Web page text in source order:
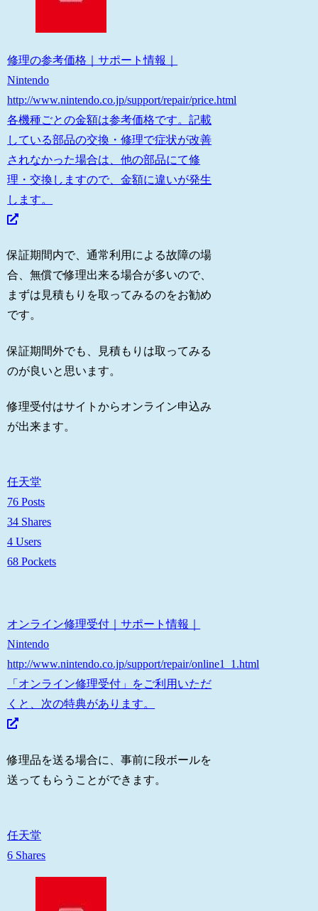
修理の参考価格｜サポート情報｜
Nintendo
http://www.nintendo.co.jp/support/repair/price.html
各機種ごとの金額は参考価格です。記載
している部品の交換・修理で症状が改善
されなかった場合は、他の部品にて修
理・交換しますので、金額に違いが発生
します。
保証期間内で、通常利用による故障の場
合、無償で修理出来る場合が多いので、
まずは見積もりを取ってみるのをお勧め
です。
保証期間外でも、見積もりは取ってみる
のが良いと思います。
修理受付はサイトからオンライン申込み
が出来ます。
任天堂
76 Posts
34 Shares
4 Users
68 Pockets
オンライン修理受付｜サポート情報｜
Nintendo
http://www.nintendo.co.jp/support/repair/online1_1.html
「オンライン修理受付」をご利用いただ
くと、次の特典があります。
修理品を送る場合に、事前に段ボールを
送ってもらうことができます。
任天堂
6 Shares